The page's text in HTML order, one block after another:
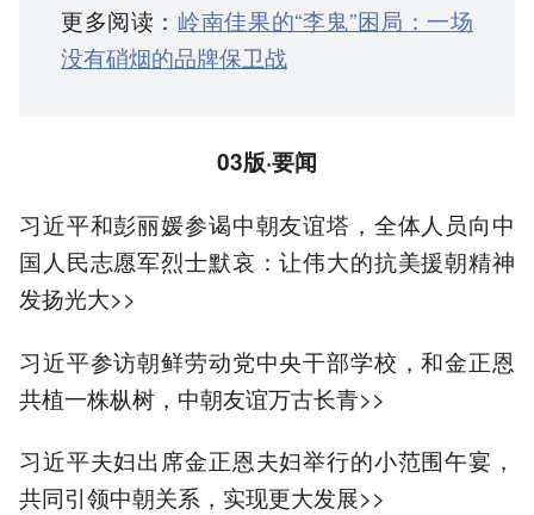
更多阅读： 岭南佳果的“李鬼”困局：一场
没有硝烟的品牌保卫战
03版·要闻
习近平和彭丽媛参谒中朝友谊塔，全体人员向中
国人民志愿军烈士默哀：让伟大的抗美援朝精神
发扬光大>>
习近平参访朝鲜劳动党中央干部学校，和金正恩
共植一株枞树，中朝友谊万古长青>>
习近平夫妇出席金正恩夫妇举行的小范围午宴，
共同引领中朝关系，实现更大发展>>